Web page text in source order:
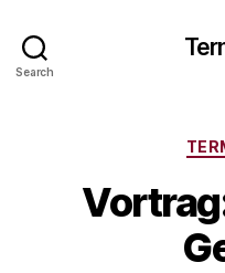
Search